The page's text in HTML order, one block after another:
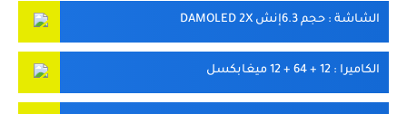
الشاشة : حجم 6.3إنش DAMOLED 2X
الكاميرا : 12 + 64 + 12 ميغابكسل